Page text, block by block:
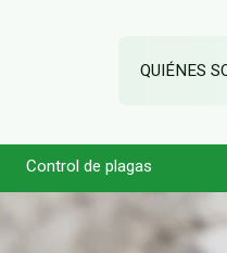
QUIÉNES
Control de plagas